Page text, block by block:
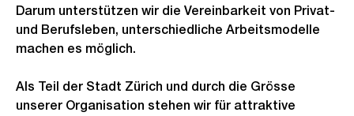
Darum unterstützen wir die Vereinbarkeit von Privat-
und Berufsleben, unterschiedliche Arbeitsmodelle
machen es möglich.
Als Teil der Stadt Zürich und durch die Grösse
unserer Organisation stehen wir für attraktive